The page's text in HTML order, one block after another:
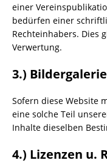
einer
bedürfen einer
Rechteinhabers. Dies
Verwertung.
3.)
Sofern diese Website
eine solche Teil
Inhalte dieselben
4.) Lizenzen u.